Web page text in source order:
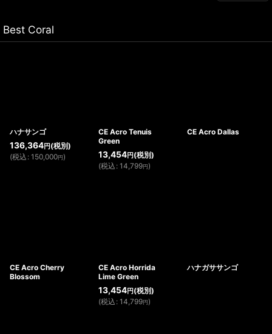
Best Coral
ハナサンゴ
136,364円 (税別)
(税込 : 150,000円)
CE Acro Tenuis
Green
13,454円(税別)
(税込 : 14,799円)
CE Acro Dallas
CE Acro Cherry
Blossom
CE Acro Horrida
Lime Green
13,454円(税別)
(税込 : 14,799円)
ハナガササンゴ